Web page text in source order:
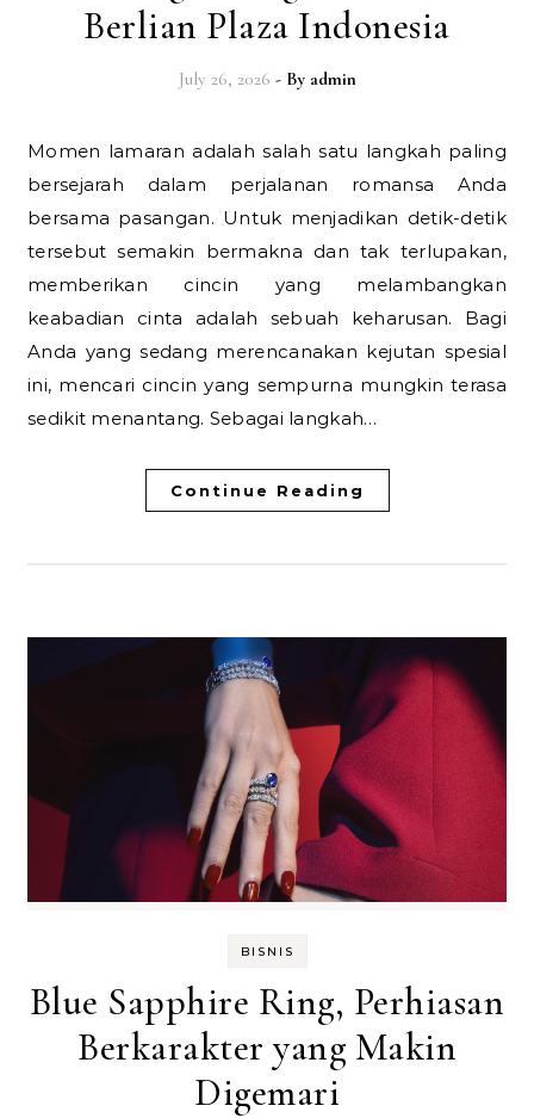
Berlian Plaza Indonesia
July 26, 2026 - By admin
Momen lamaran adalah salah satu langkah paling
bersejarah dalam perjalanan romansa Anda
bersama pasangan. Untuk menjadikan detik-detik
tersebut semakin bermakna dan tak terlupakan,
memberikan cincin yang melambangkan
keabadian cinta adalah sebuah keharusan. Bagi
Anda yang sedang merencanakan kejutan spesial
ini, mencari cincin yang sempurna mungkin terasa
sedikit menantang. Sebagai langkah…
Continue Reading
BISNIS
Blue Sapphire Ring, Perhiasan
Berkarakter yang Makin
Digemari